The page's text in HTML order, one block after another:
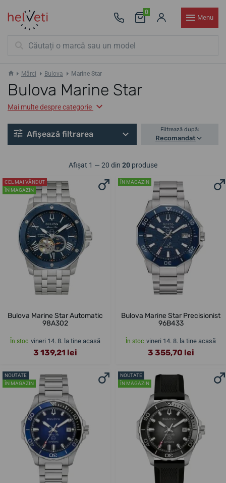
0
Menu
Mărci Bulova Marine Star
Bulova Marine Star
Mai multe despre categorie
Afișează filtrarea Filtrează după:
Recomandat
Afișat 1 — 20 din 20 produse
CEL MAI VÂNDUT
ÎN MAGAZIN
Bulova Marine Star Automatic
98A302
În stoc vineri 14. 8. la tine acasă
3 139,21 lei
ÎN MAGAZIN
Bulova Marine Star Precisionist
96B433
În stoc vineri 14. 8. la tine acasă
3 355,70 lei
NOUTATE
ÎN MAGAZIN
NOUTATE
ÎN MAGAZIN